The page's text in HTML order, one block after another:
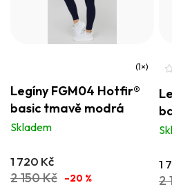
hodnocení
produktu
je
z
5
Legíny FGM04 Hotfir®
basic tmavě modrá
Skladem
1 720 Kč
2 150 Kč –20 %
1
2